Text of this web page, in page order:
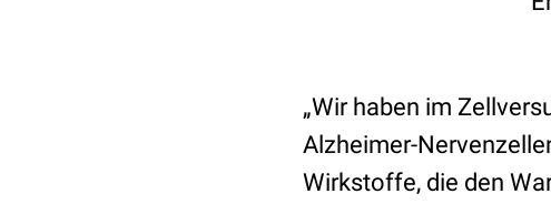
„Wir haben im
Alzheimer-
Wirkstoffe, die den